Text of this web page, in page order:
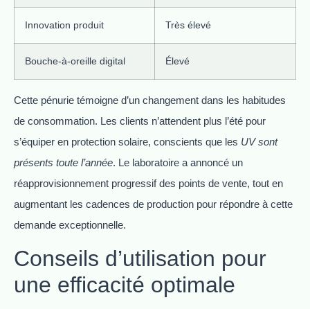
Innovation produit Très élevé
Bouche-à-oreille digital Élevé
Cette pénurie témoigne d’un changement dans les habitudes
de consommation. Les clients n’attendent plus l’été pour
s’équiper en protection solaire, conscients que les UV sont
présents toute l’année. Le laboratoire a annoncé un
réapprovisionnement progressif des points de vente, tout en
augmentant les cadences de production pour répondre à cette
demande exceptionnelle.
Conseils d’utilisation pour
une efficacité optimale